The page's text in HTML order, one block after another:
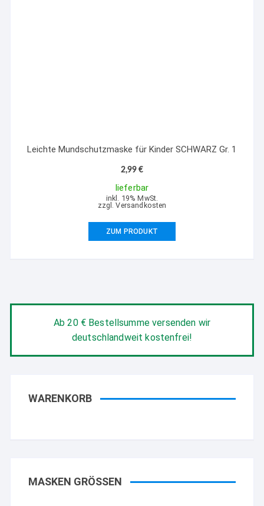
Leichte Mundschutzmaske für Kinder SCHWARZ Gr. 1
2,99€
lieferbar
inkl. 19% MwSt.
zzgl. Versandkosten
ZUM PRODUKT
Ab 20 € Bestellsumme versenden wir
deutschlandweit kostenfrei!
WARENKORB
MASKEN GRÖSSEN